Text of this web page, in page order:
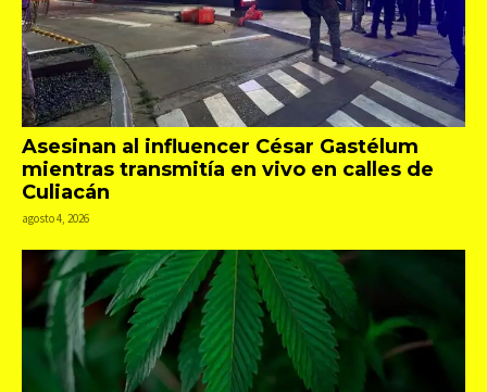
Asesinan al influencer César Gastélum
mientras transmitía en vivo en calles de
Culiacán
agosto 4, 2026